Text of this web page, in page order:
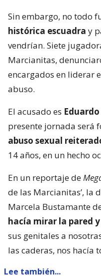
Sin embargo, no todo
histórica escuadra y
vendrían. Siete
Marcianitas,
encargados en liderar
abuso.
El acusado es
presente jornada será
abuso sexual
14 años, en un hecho
En un reportaje de
de las Marcianitas’, la
Marcela Bustamante
hacía mirar la pared
sus genitales a
las caderas, nos hacía
Lee también...